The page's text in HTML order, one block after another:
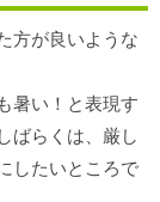
方が良いような
暑い！と表現す
ばらくは、厳し
したいところで